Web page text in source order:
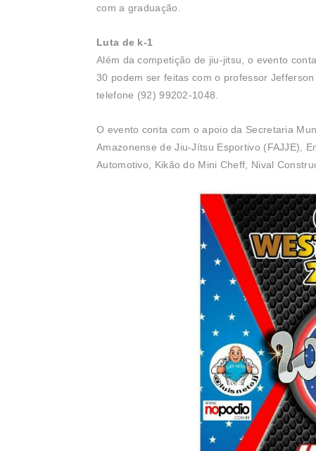
com a graduação.
Luta de k-1
Além da competição de jiu-jitsu, o evento
30 podem ser feitas com o professor
telefone (92) 99202-1048.
O evento conta com o apoio da Secretaria
Amazonense de Jiu-Jítsu Esportivo (FAJJE),
Automotivo, Kikão do Mini Cheff, Nival